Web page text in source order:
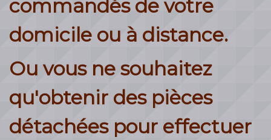
commandés de votre
domicile ou à distance.
Ou vous ne souhaitez
qu'obtenir des pièces
détachées pour effectuer